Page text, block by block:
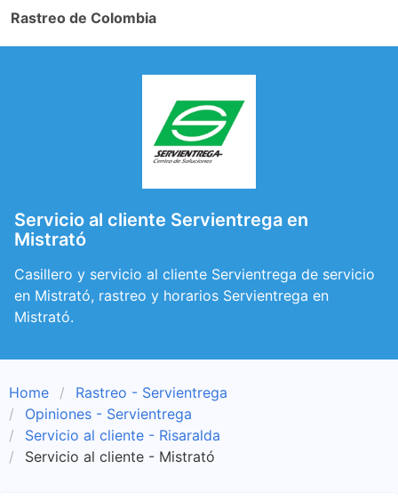
Rastreo de Colombia
Servicio al cliente Servientrega en
Mistrató
Casillero y servicio al cliente Servientrega de servicio
en Mistrató, rastreo y horarios Servientrega en
Mistrató.
Home
Rastreo - Servientrega
Opiniones - Servientrega
Servicio al cliente - Risaralda
Servicio al cliente - Mistrató